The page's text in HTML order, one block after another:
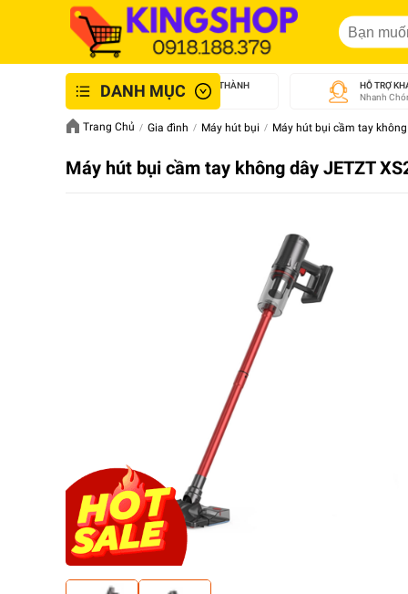
DANH MỤCGIAO NHANH NỘI THÀNH
An Toàn - Tận Tâm
HỖ TRỢ
Nhanh
Trang Chủ Gia đình Máy hút bụi Máy hút bụi cầm tay
Máy hút bụi cầm tay không dây JETZT